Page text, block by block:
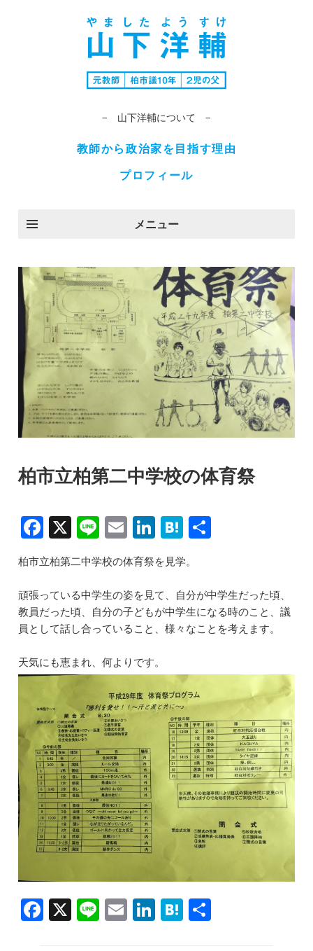
− 山下洋輔について −
教師から政治家を目指す理由
プロフィール
メニュー
柏市立柏第二中学校の体育祭
F
a
c
e
b
o
o
k
X Li
n
e
E
m
ai
l
Li
n
k
e
dI
n
H
at
e
n
a
柏市立柏第二中学校の体育祭を見学。
頑張っている中学生の姿を見て、自分が中学生だった頃、
教員だった頃、自分の子どもが中学生になる時のこと、議
員として話し合っていること、様々なことを考えます。
天気にも恵まれ、何よりです。
F X Li E Li H